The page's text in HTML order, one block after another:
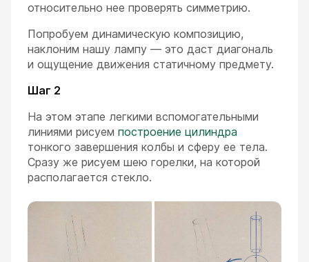
относительно нее проверять симметрию.
Попробуем динамическую композицию,
наклоним нашу лампу — это даст диагональ
и ощущение движения статичному предмету.
Шаг 2
На этом этапе легкими вспомогательными
линиями рисуем построение цилиндра
тонкого завершения колбы и сферу ее тела.
Сразу же рисуем шею горелки, на которой
располагается стекло.